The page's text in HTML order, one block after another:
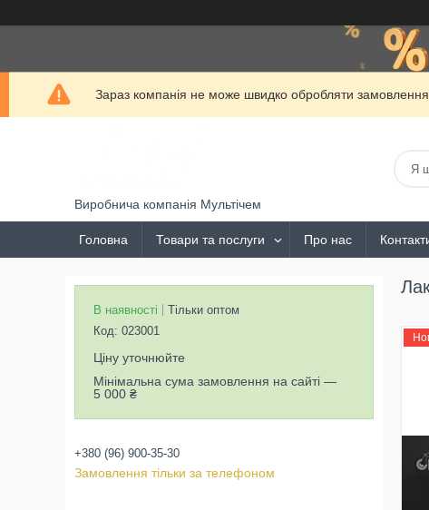
Зараз компанія не може швидко обробляти замовлення
Виробнича компанія Мультічем
Головна Товари та послуги Про нас
В наявності
Тільки оптом
Код: 023001
Ціну уточнюйте
Мінімальна сума замовлення на сайті —
5 000 ₴
+380 (96) 900-35-30
Замовлення тільки за телефоном